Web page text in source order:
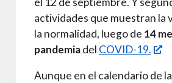
actividades que muestran la
la normalidad, luego de 14
pandemiadel COVID-19.
Aunque en el calendario de